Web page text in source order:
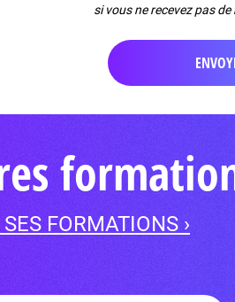
si vous ne recevez pas
FORMATIONS ›